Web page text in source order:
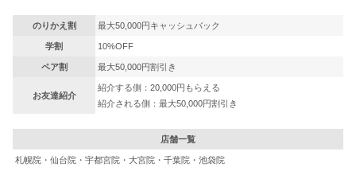
のりかえ割 最大50,000円キャッシュバック
学割 10%OFF
ペア割 最大50,000円割引き
お友達紹介
紹介する側：20,000円もらえる
紹介される側：最大50,000円割引き
店舗一覧
札幌院・仙台院・宇都宮院・大宮院・千葉院・池袋院